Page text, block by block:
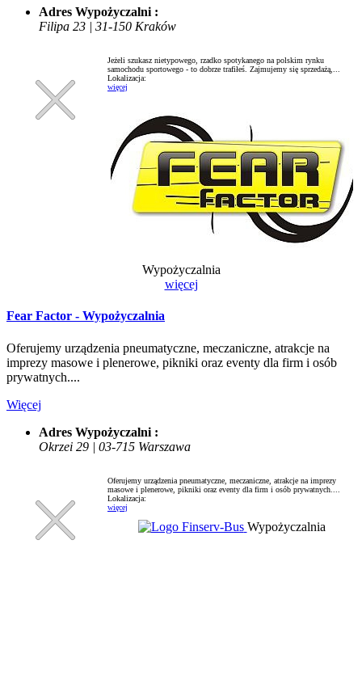
Adres Wypożyczalni :
Filipa 23 | 31-150 Kraków
Jeżeli szukasz nietypowego, rzadko spotykanego na polskim rynku
samochodu sportowego - to dobrze trafiłeś. Zajmujemy się sprzedażą,...
Lokalizacja:
więcej
Wypożyczalnia
więcej
Fear Factor - Wypożyczalnia
Oferujemy urządzenia pneumatyczne, meczaniczne, atrakcje na
imprezy masowe i plenerowe, pikniki oraz eventy dla firm i osób
prywatnych....
Więcej
Adres Wypożyczalni :
Okrzei 29 | 03-715 Warszawa
Oferujemy urządzenia pneumatyczne, meczaniczne, atrakcje na imprezy
masowe i plenerowe, pikniki oraz eventy dla firm i osób prywatnych....
Lokalizacja:
więcej
Wypożyczalnia